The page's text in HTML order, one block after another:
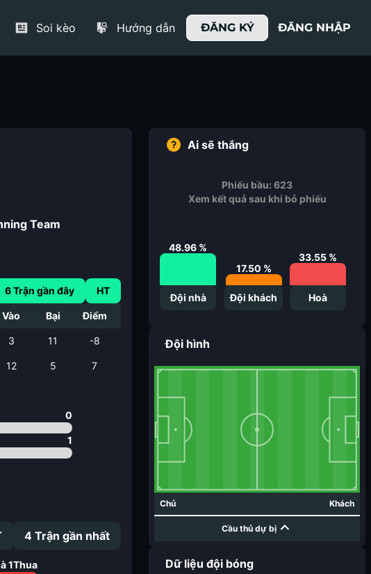
Soi kèo Hướng dẫn ĐĂNG KÝ ĐĂNG NHẬP
Team
6Trận gần đây HT
Vào Bại Điểm
3 11 -8
12 5 7
0
1
4 Trận gần nhất
1Thua
Ai sẽ thắng
Phiếu bầu: 623
Xem kết quả sau khi bỏ phiếu
48.96 %
Đội nhà
17.50 %
Đội khách
33.55%
Hoà
Đội hình
Chủ Khách
Cầu thủ dự bị
Dữ liệu đội bóng